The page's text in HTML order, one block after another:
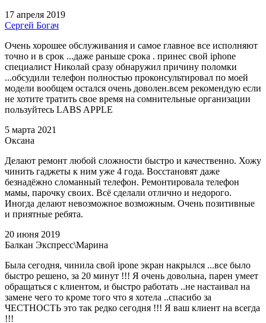
17 апреля 2019
Сергей Богач
Очень хорошее обслуживания и самое главное все исполняют
точно и в срок ...даже раньше срока . принес свой iphone
специалист Николай сразу обнаружил причину поломки
...обсудили телефон полностью проконсультировал по моей
модели вообщем остался очень доволен.всем рекомендую если
не хотите тратить свое время на сомнительные организации
пользуйтесь LABS APPLE
5 марта 2021
Оксана
Делают ремонт любой сложности быстро и качественно. Хожу
чинить гаджеты к ним уже 4 года. Восстановят даже
безнадёжно сломанный телефон. Ремонтировала телефон
мамы, парочку своих. Всё сделали отлично и недорого.
Иногда делают невозможное возможным. Очень позитивные
и приятные ребята.
20 июня 2019
Балкан Экспресс\Марина
Была сегодня, чинила свой ipone экран накрылся ...все было
быстро решено, за 20 минут !!! Я очень довольна, парен умеет
обращаться с клиентом, и быстро работать ..не настаивал на
замене чего то кроме того что я хотела ..спасибо за
ЧЕСТНОСТЬ это так редко сегодня !!! Я ваш клиент на всегда
!!!